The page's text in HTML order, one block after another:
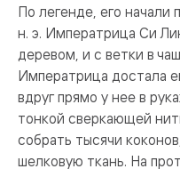
По легенде, его начали
н. э. Императрица Си
деревом, и с ветки в
Императрица достала
вдруг прямо у нее в
тонкой сверкающей
собрать тысячи
шелковую ткань. На